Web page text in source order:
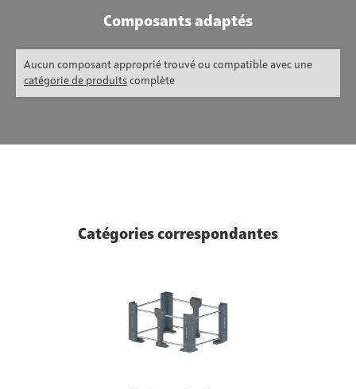
Composants adaptés
Aucun composant approprié trouvé ou compatible avec une
catégorie de produits complète
Catégories correspondantes